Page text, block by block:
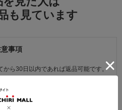
も見ています
事項
から30日以内であれば返品可能です。
受けできません。